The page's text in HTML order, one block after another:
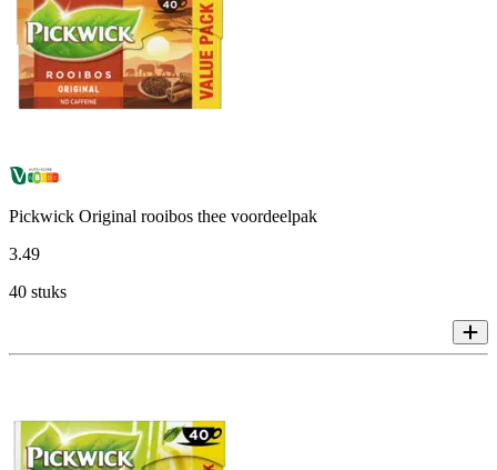
Pickwick Original rooibos thee voordeelpak
3.49
40 stuks